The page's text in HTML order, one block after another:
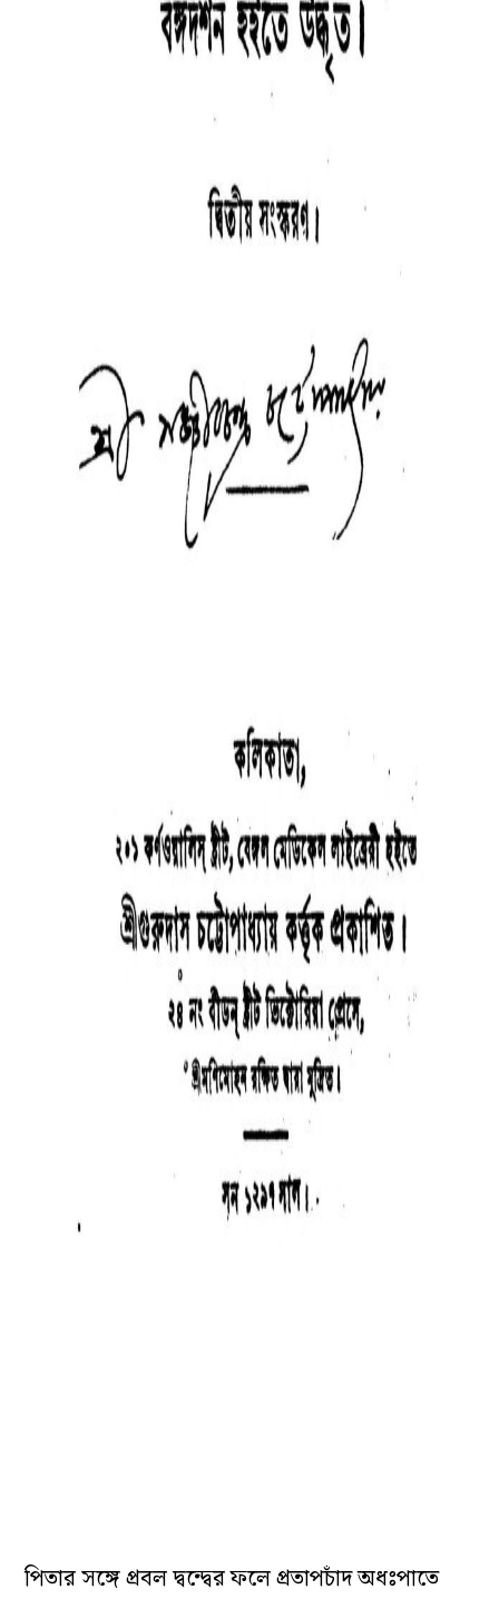
পিতার সঙ্গে প্রবল দ্বন্দ্বের ফলে প্রতাপচাঁদ অধঃপাতে